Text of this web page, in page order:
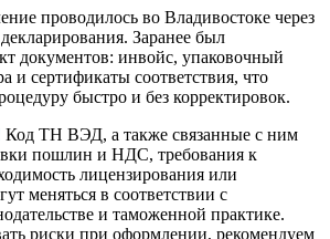
проводилось во Владивостоке через
Заранее был
документов: инвойс, упаковочный
и сертификаты соответствия, что
быстро и без корректировок.
Код ТН ВЭД, а также связанные с ним
пошлин и НДС, требования к
лицензирования или
меняться в соответствии с
и таможенной практике.
риски при оформлении, рекомендуем